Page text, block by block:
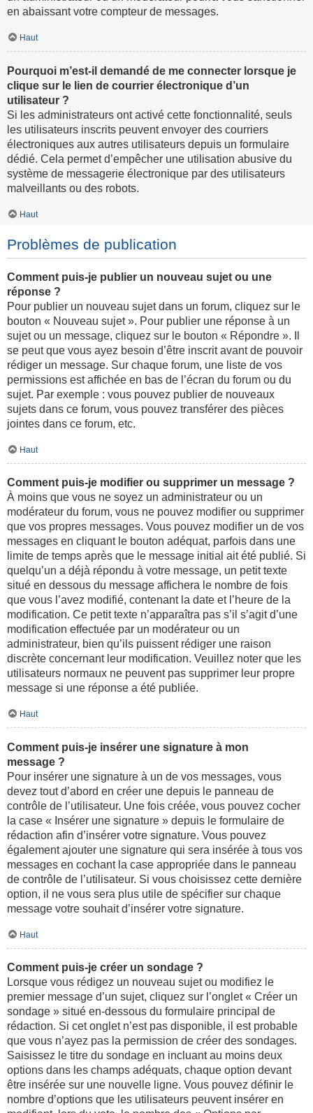
en abaissant votre compteur de messages.
Haut
Pourquoi m’est-il demandé de me connecter lorsque je
clique sur le lien de courrier électronique d’un
utilisateur ?
Si les administrateurs ont activé cette fonctionnalité, seuls
les utilisateurs inscrits peuvent envoyer des courriers
électroniques aux autres utilisateurs depuis un formulaire
dédié. Cela permet d’empêcher une utilisation abusive du
système de messagerie électronique par des utilisateurs
malveillants ou des robots.
Haut
Problèmes de publication
Comment puis-je publier un nouveau sujet ou une
réponse ?
Pour publier un nouveau sujet dans un forum, cliquez sur le
bouton « Nouveau sujet ». Pour publier une réponse à un
sujet ou un message, cliquez sur le bouton « Répondre ». Il
se peut que vous ayez besoin d’être inscrit avant de pouvoir
rédiger un message. Sur chaque forum, une liste de vos
permissions est affichée en bas de l’écran du forum ou du
sujet. Par exemple : vous pouvez publier de nouveaux
sujets dans ce forum, vous pouvez transférer des pièces
jointes dans ce forum, etc.
Haut
Comment puis-je modifier ou supprimer un message ?
À moins que vous ne soyez un administrateur ou un
modérateur du forum, vous ne pouvez modifier ou supprimer
que vos propres messages. Vous pouvez modifier un de vos
messages en cliquant le bouton adéquat, parfois dans une
limite de temps après que le message initial ait été publié. Si
quelqu’un a déjà répondu à votre message, un petit texte
situé en dessous du message affichera le nombre de fois
que vous l’avez modifié, contenant la date et l’heure de la
modification. Ce petit texte n’apparaîtra pas s’il s’agit d’une
modification effectuée par un modérateur ou un
administrateur, bien qu’ils puissent rédiger une raison
discrète concernant leur modification. Veuillez noter que les
utilisateurs normaux ne peuvent pas supprimer leur propre
message si une réponse a été publiée.
Haut
Comment puis-je insérer une signature à mon
message ?
Pour insérer une signature à un de vos messages, vous
devez tout d’abord en créer une depuis le panneau de
contrôle de l’utilisateur. Une fois créée, vous pouvez cocher
la case « Insérer une signature » depuis le formulaire de
rédaction afin d’insérer votre signature. Vous pouvez
également ajouter une signature qui sera insérée à tous vos
messages en cochant la case appropriée dans le panneau
de contrôle de l’utilisateur. Si vous choisissez cette dernière
option, il ne vous sera plus utile de spécifier sur chaque
message votre souhait d’insérer votre signature.
Haut
Comment puis-je créer un sondage ?
Lorsque vous rédigez un nouveau sujet ou modifiez le
premier message d’un sujet, cliquez sur l’onglet « Créer un
sondage » situé en-dessous du formulaire principal de
rédaction. Si cet onglet n’est pas disponible, il est probable
que vous n’ayez pas la permission de créer des sondages.
Saisissez le titre du sondage en incluant au moins deux
options dans les champs adéquats, chaque option devant
être insérée sur une nouvelle ligne. Vous pouvez définir le
nombre d’options que les utilisateurs peuvent insérer en